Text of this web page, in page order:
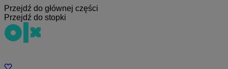
Przejdź do głównej części
Przejdź do stopki